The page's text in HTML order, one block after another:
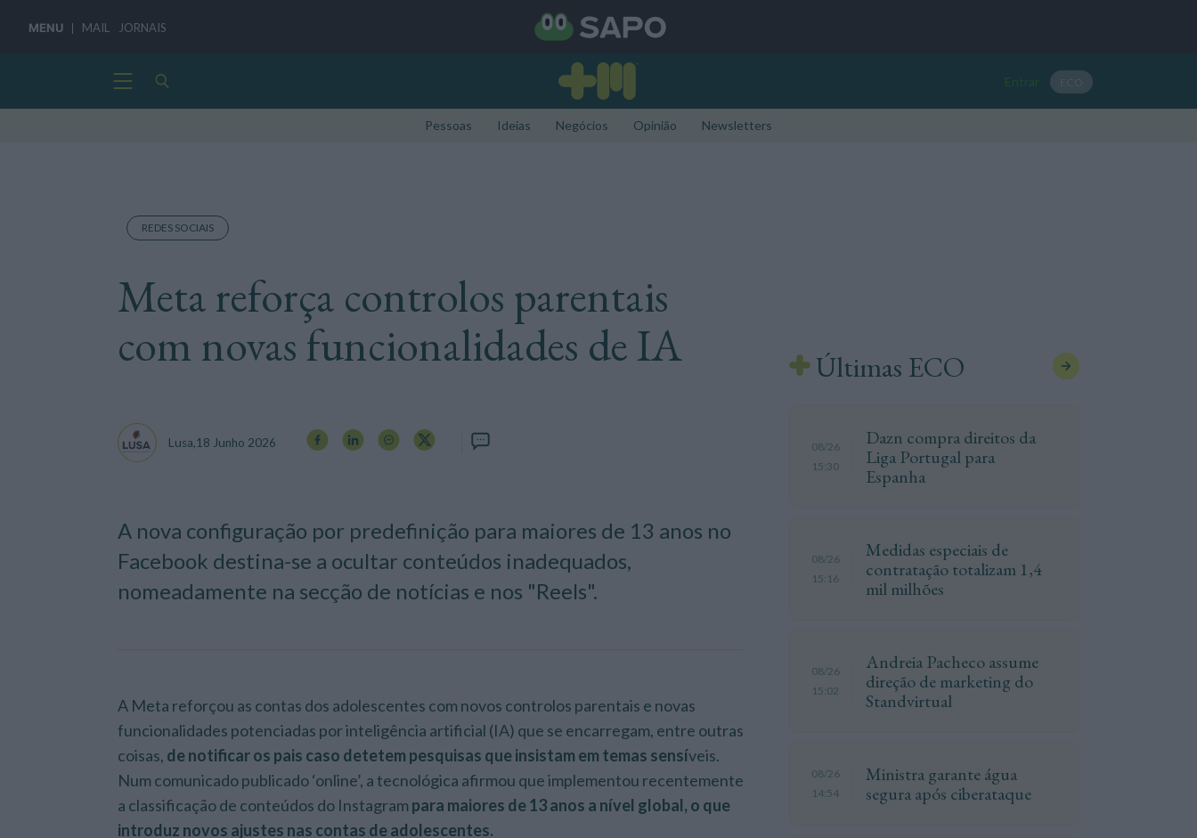
MENU MAIL JORNAIS
Entrar ECO
Pessoas Ideias Negócios Opinião Newsletters
REDES SOCIAIS
Meta reforça controlos parentais
com novas funcionalidades de IA
Lusa,18 Junho 2026
A nova configuração por predefinição para maiores de 13 anos no
Facebook destina-se a ocultar conteúdos inadequados,
nomeadamente na secção de notícias e nos "Reels".
A Meta reforçou as contas dos adolescentes com novos controlos parentais e novas
funcionalidades potenciadas por inteligência artificial (IA) que se encarregam, entre outras
coisas, de notificar os pais caso detetem pesquisas que insistam em temas sensíveis.
Num comunicado publicado ‘online’, a tecnológica afirmou que implementou recentemente
a classificação de conteúdos do Instagram para maiores de 13 anos a nível global, o que
introduz novos ajustes nas contas de adolescentes.
Últimas ECO
08/26
15:30
Dazn compra direitos da
Liga Portugal para
Espanha
08/26
15:16
Medidas especiais de
contratação totalizam 1,4
mil milhões
08/26
15:02
Andreia Pacheco assume
direção de marketing do
Standvirtual
08/26
14:54
Ministra garante água
segura após ciberataque